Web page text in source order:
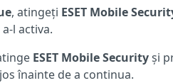
, atingeți ESET Mobile
l activa.
ESET Mobile Securityși
înainte de a continua.